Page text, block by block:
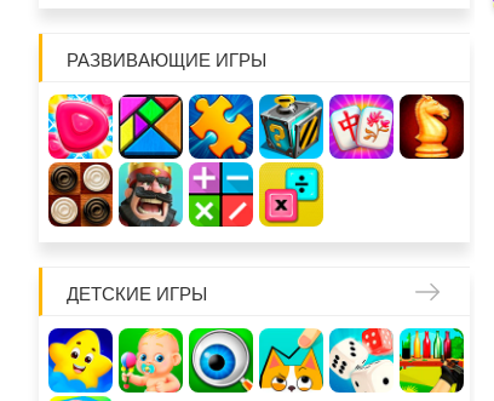
РАЗВИВАЮЩИЕ ИГРЫ
ДЕТСКИЕ ИГРЫ